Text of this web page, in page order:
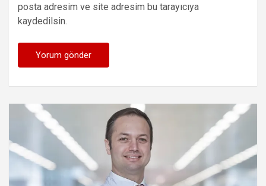
posta adresim ve site adresim bu tarayıcıya
kaydedilsin.